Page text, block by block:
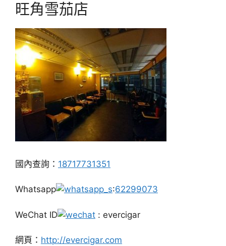
旺角雪茄店
國內查詢： 18717731351
Whatsapp :62299073
WeChat ID : evercigar
網頁： http://evercigar.com